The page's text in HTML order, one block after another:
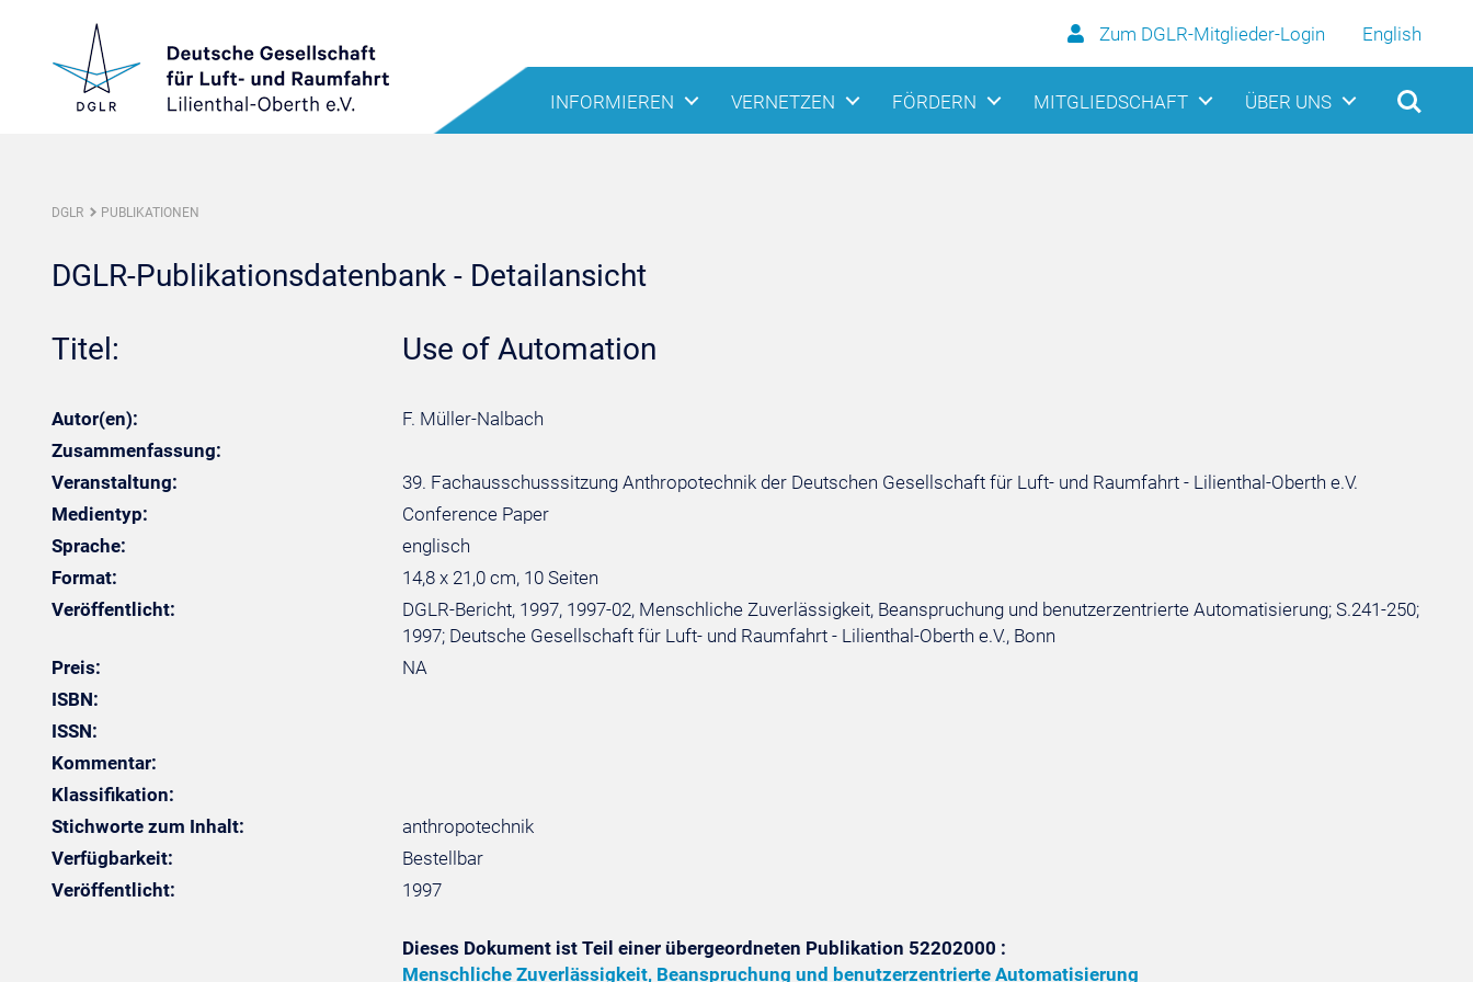
Zum DGLR-Mitglieder-Login English
INFORMIEREN VERNETZEN FÖRDERN MITGLIEDSCHAFT ÜBER UNS
DGLR PUBLIKATIONEN
DGLR-Publikationsdatenbank - Detailansicht
Titel: Use of Automation
Autor(en):
F. Müller-Nalbach
Zusammenfassung:
Veranstaltung:
39. Fachausschusssitzung Anthropotechnik der Deutschen Gesellschaft für Luft- und Raumfahrt - Lilienthal-Oberth e.V.
Medientyp:
Conference Paper
Sprache:
englisch
Format:
14,8 x 21,0 cm, 10 Seiten
Veröffentlicht:
DGLR-Bericht, 1997, 1997-02, Menschliche Zuverlässigkeit, Beanspruchung und benutzerzentrierte Automatisierung; S.241-250;
1997; Deutsche Gesellschaft für Luft- und Raumfahrt - Lilienthal-Oberth e.V., Bonn
Preis:
NA
ISBN:
ISSN:
Kommentar:
Klassifikation:
Stichworte zum Inhalt:
anthropotechnik
Verfügbarkeit:
Bestellbar
Veröffentlicht:
1997
Dieses Dokument ist Teil einer übergeordneten Publikation 52202000 :
Menschliche Zuverlässigkeit, Beanspruchung und benutzerzentrierte Automatisierung